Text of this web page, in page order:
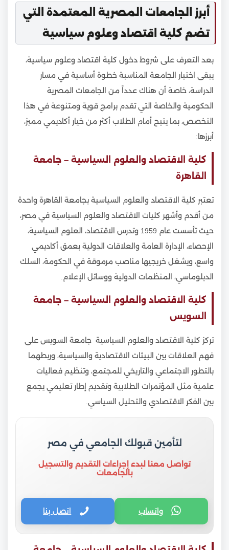
أبرز الجامعات المصرية المعتمدة التي
تضم كلية اقتصاد وعلوم سياسية
بعد التعرف على شروط دخول كلية اقتصاد وعلوم سياسية،
يبقى اختيار الجامعة المناسبة خطوة أساسية في مسار
الدراسة، خاصة أن هناك عدداً من الجامعات المصرية
الحكومية والخاصة التي تقدم برامج قوية ومتنوعة في هذا
التخصص، بما يتيح أمام الطلاب أكثر من خيار أكاديمي مميز،
أبرزها:
كلية الاقتصاد والعلوم السياسية – جامعة
القاهرة
تعتبر كلية الاقتصاد والعلوم السياسية بجامعة القاهرة واحدة
من أقدم وأشهر كليات الاقتصاد والعلوم السياسية في مصر،
حيث تأسست عام 1959 وتدرس الاقتصاد، العلوم السياسية،
الإحصاء، الإدارة العامة والعلاقات الدولية بعمق أكاديمي
واسع، ويشغل خريجيها مناصب مرموقة في الحكومة، السلك
الدبلوماسي، المنظمات الدولية ووسائل الإعلام.
كلية الاقتصاد والعلوم السياسية – جامعة
السويس
تركز كلية الاقتصاد والعلوم السياسية جامعة السويس على
فهم العلاقات بين البيئات الاقتصادية والسياسية، وربطهما
بالتطور الاجتماعي والتاريخي للمجتمع، وتنظيم فعاليات
علمية مثل المؤتمرات الطلابية وتقديم إطار تعليمي يجمع
بين الفكر الاقتصادي والتحليل السياسي.
لتأمين قبولك الجامعي في مصر
تواصل معنا لبدء إجراءات التقديم والتسجيل
بالجامعات
واتساب اتصل بنا